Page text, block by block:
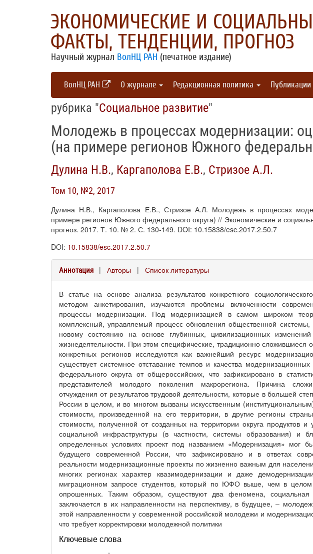
ЭКОНОМИЧЕСКИЕ И
ФАКТЫ, ТЕНДЕНЦИИ, ПРОГНОЗ
Научный журнал ВолНЦ РАН (печатное издание)
ВолНЦ РАН О журнале Редакционная политика Публикации
рубрика "Социальное развитие"
Молодежь в процессах модернизации:
(на примере регионов Южного
Дулина Н.В., Каргаполова Е.В., Стризое А.Л.
Том 10, №2, 2017
Дулина Н.В., Каргаполова Е.В., Стризое А.Л. Молодежь в процессах
примере регионов Южного федерального округа) // Экономические и
прогноз. 2017. Т. 10. № 2. С. 130-149. DOI: 10.15838/esc.2017.2.50.7
DOI: 10.15838/esc.2017.2.50.7
Аннотация | Авторы | Список литературы
В статье на основе анализа результатов конкретного
методом анкетирования, изучаются проблемы включенности
процессы модернизации. Под модернизацией в самом широком
комплексный, управляемый процесс обновления общественной системы,
новому состоянию на основе глубинных, цивилизационных
жизнедеятельности. При этом специфические, традиционно сложившиеся
конкретных регионов исследуются как важнейший ресурс
существует системное отставание темпов и качества
федерального округа от общероссийских, что зафиксировано в
представителей молодого поколения макрорегиона. Причина
отчуждения от результатов трудовой деятельности, которые в большей
России в целом, и во многом вызваны искусственным
стоимости, произведенной на его территории, в другие регионы
стоимости, полученной от созданных на территории округа продуктов и
социальной инфраструктуры (в частности, системы образования) и
определенных условиях проект под названием «Модернизация» мог
будущего современной России, что зафиксировано и в ответах
реальности модернизационные проекты по жизненно важным для
многих регионах характер квазимодернизации и даже
миграционном запросе студентов, который по ЮФО выше, чем в
опрошенных. Таким образом, существуют два феномена,
заключается в их направленности на перспективу, в будущее, –
этой направленности у современной российской молодежи и
что требует корректировки молодежной политики
Ключевые слова